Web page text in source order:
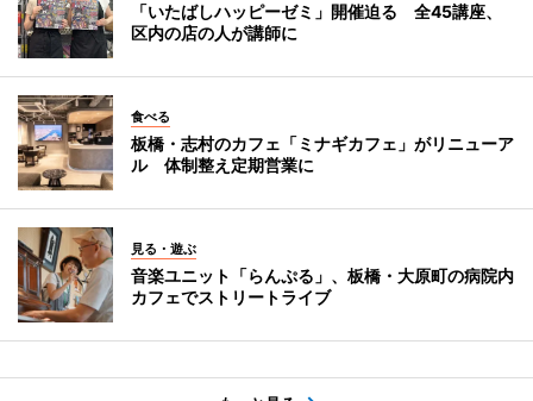
「いたばしハッピーゼミ」開催迫る 全45講座、
区内の店の人が講師に
食べる
板橋・志村のカフェ「ミナギカフェ」がリニューア
ル 体制整え定期営業に
見る・遊ぶ
音楽ユニット「らんぷる」、板橋・大原町の病院内
カフェでストリートライブ